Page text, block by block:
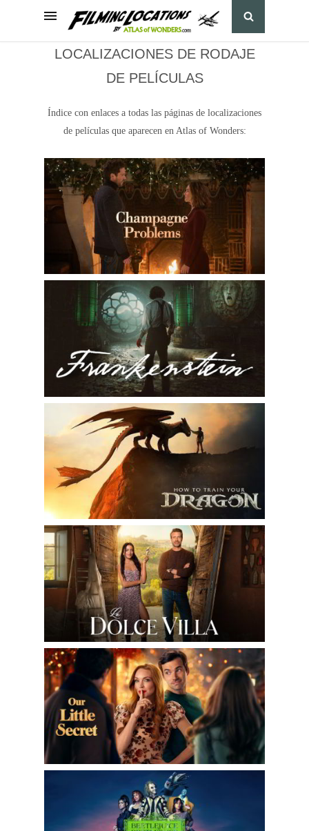
LOCALIZACIONES DE RODAJE
DE PELÍCULAS
Índice con enlaces a todas las páginas de localizaciones
de películas que aparecen en Atlas of Wonders: